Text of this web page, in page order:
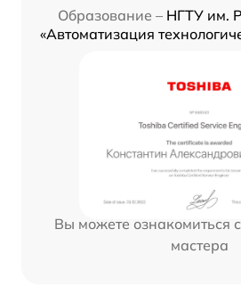
Образование – НГТУ им.
«Автоматизация
Вы можете ознакомиться
мастера